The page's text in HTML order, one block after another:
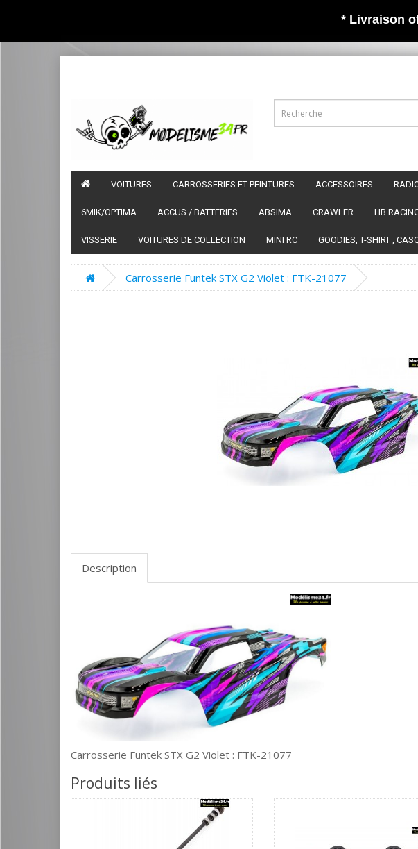
* Livraison
VOITURES CARROSSERIES ET PEINTURES ACCESSOIRES
6MIK/OPTIMA ACCUS / BATTERIES ABSIMA CRAWLER HB
VISSERIE VOITURES DE COLLECTION MINI RC GOODIES, T-SHIRT ,
Carrosserie Funtek STX G2 Violet : FTK-21077
Description
Carrosserie Funtek STX G2 Violet : FTK-21077
Produits liés